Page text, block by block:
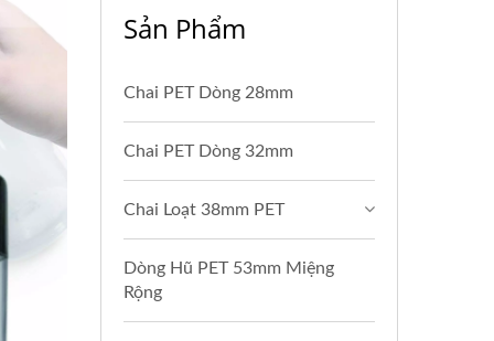
Sản Phẩm
Chai PET Dòng 28mm
Chai PET Dòng 32mm
Chai Loạt 38mm PET
Dòng Hũ PET 53mm Miệng
Rộng